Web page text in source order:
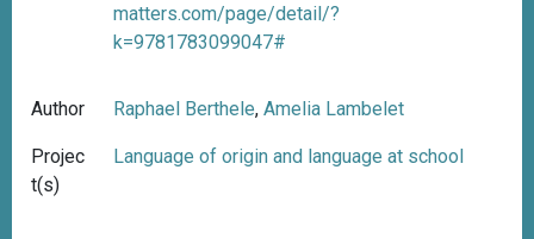
matters.com/page/detail/?
k=9781783099047#
Author Raphael Berthele,Amelia Lambelet
Projec
t(s)
Language of origin and language at school